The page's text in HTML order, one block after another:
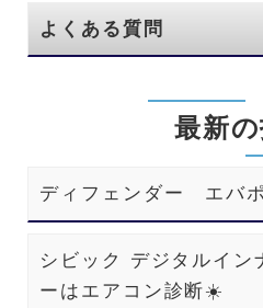
よくある質問
最新
ディフェンダー エバ
シビック デジタルイ
ーはエアコン診断☀️